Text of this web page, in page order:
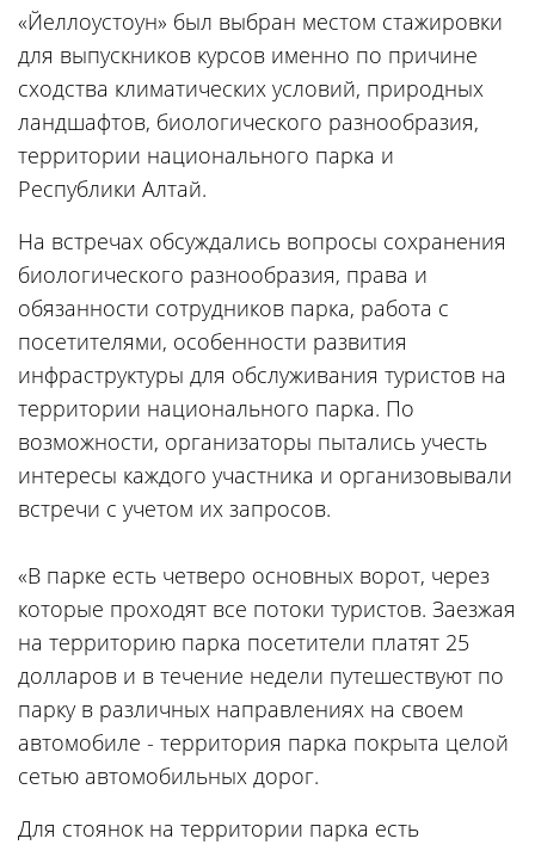
«Йеллоустоун» был выбран местом стажировки
для выпускников курсов именно по причине
сходства климатических условий, природных
ландшафтов, биологического разнообразия,
территории национального парка и
Республики Алтай.
На встречах обсуждались вопросы сохранения
биологического разнообразия, права и
обязанности сотрудников парка, работа с
посетителями, особенности развития
инфраструктуры для обслуживания туристов на
территории национального парка. По
возможности, организаторы пытались учесть
интересы каждого участника и организовывали
встречи с учетом их запросов.
«В парке есть четверо основных ворот, через
которые проходят все потоки туристов. Заезжая
на территорию парка посетители платят 25
долларов и в течение недели путешествуют по
парку в различных направлениях на своем
автомобиле - территория парка покрыта целой
сетью автомобильных дорог.
Для стоянок на территории парка есть